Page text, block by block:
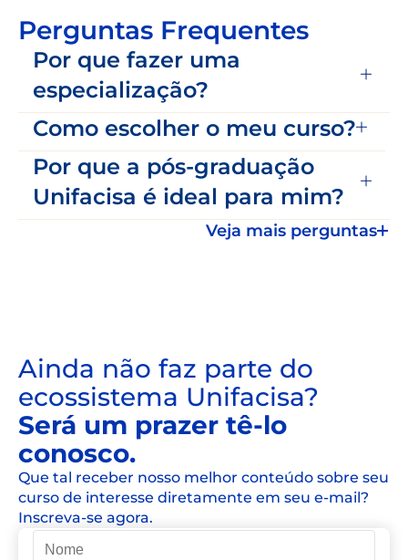
Perguntas Frequentes
Por que fazer uma
especialização?
Como escolher o meu curso?
Por que a pós-graduação
Unifacisa é ideal para mim?
Veja mais perguntas
Ainda não faz parte do
ecossistema Unifacisa?
Será um prazer tê-lo
conosco.
Que tal receber nosso melhor conteúdo sobre seu
curso de interesse diretamente em seu e-mail?
Inscreva-se agora.